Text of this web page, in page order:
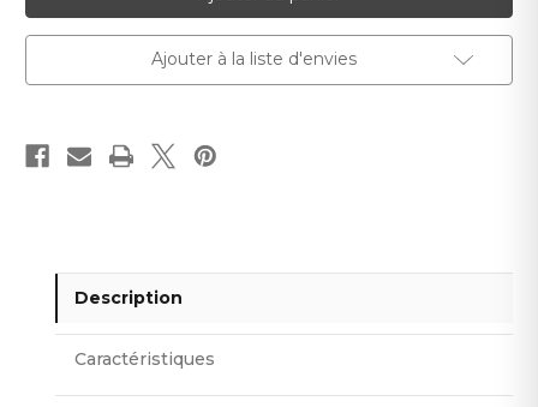
Ajouter à la liste d'envies
Description
Caractéristiques